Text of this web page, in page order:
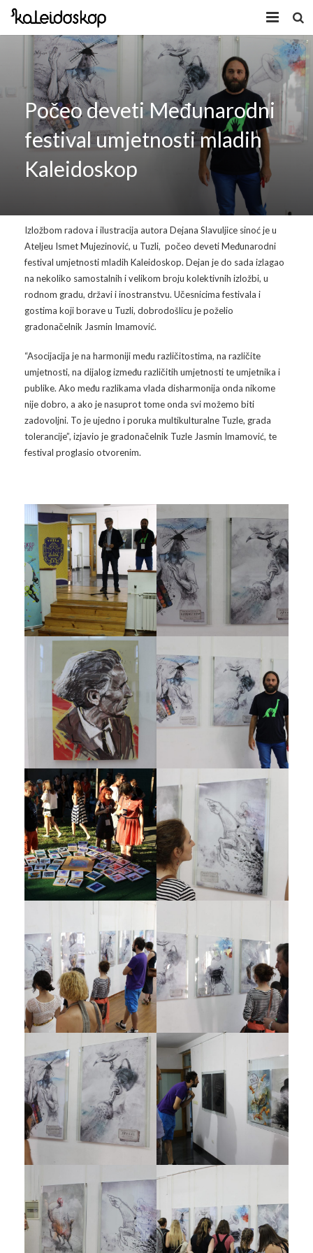
Home
Novosti
O nama
Program
Kaleidoskop Art
Izložbe/Performans
Koncert
Volonteri
Video
Video 2009.
Video 2010.
Video 2012
Video 2013
Video 2014
Video 2017
Video 2018
Naša galerija
Galerija 2009
Galerija 2011
Galerija 2012
Galerija 2013
Galerija 2016
Galerija 2017
Galerija 2018
Galerija 2019
Galerija 2022
Galerija 2023
Galerija 2024
Galerija 2025
Facebook
Kontakt
Počeo deveti Međunarodni
festival umjetnosti mladih
Kaleidoskop
Izložbom radova i ilustracija autora Dejana Slavuljice sinoć je u
Ateljeu Ismet Mujezinović, u Tuzli, počeo deveti Međunarodni
festival umjetnosti mladih Kaleidoskop. Dejan je do sada izlagao
na nekoliko samostalnih i velikom broju kolektivnih izložbi, u
rodnom gradu, državi i inostranstvu. Učesnicima festivala i
gostima koji borave u Tuzli, dobrodošlicu je poželio
gradonačelnik Jasmin Imamović.
“Asocijacija je na harmoniji među različitostima, na različite
umjetnosti, na dijalog između različitih umjetnosti te umjetnika i
publike. Ako među razlikama vlada disharmonija onda nikome
nije dobro, a ako je nasuprot tome onda svi možemo biti
zadovoljni. To je ujedno i poruka multikulturalne Tuzle, grada
tolerancije”, izjavio je gradonačelnik Tuzle Jasmin Imamović, te
festival proglasio otvorenim.